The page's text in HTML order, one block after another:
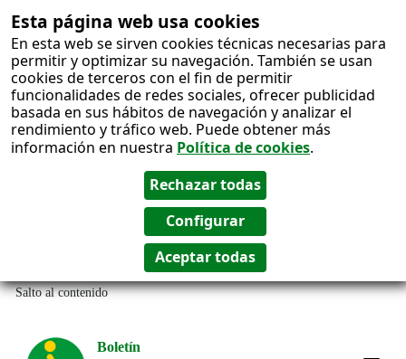
Esta página web usa cookies
En esta web se sirven cookies técnicas necesarias para
permitir y optimizar su navegación. También se usan
cookies de terceros con el fin de permitir
funcionalidades de redes sociales, ofrecer publicidad
basada en sus hábitos de navegación y analizar el
rendimiento y tráfico web. Puede obtener más
información en nuestra Política de cookies.
Salto al contenido
Boletín